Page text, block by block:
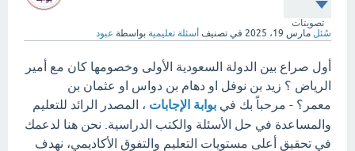
تصويتات
سُئل مارس 19، 2025 في تصنيف أسئلة تعليمية بواسطة عبود
أول صراع بين الدولة السعودية الأولى وخصومها كان مع أمير
الرياض ؟ زيد بن نوفل او دهام بن دواس او عثمان بن
معمر؟ - مرحباً بك في بوابة الإجابات ، المصدر الرائد للتعليم
والمساعدة في حل الأسئلة والكتب الدراسية. نحن هنا لدعمك
في تحقيق أعلى مستويات التعليم والتفوق الأكاديمي، نهدف